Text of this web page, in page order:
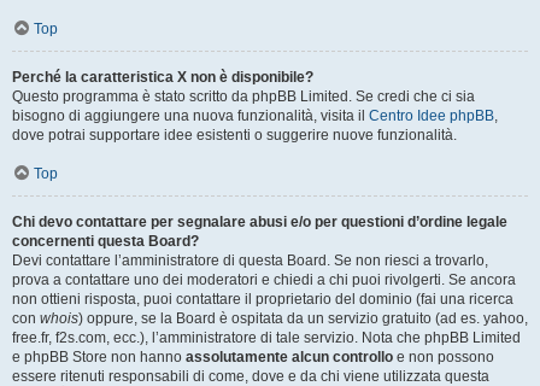
Top
Perché la caratteristica X non è disponibile?
Questo programma è stato scritto da phpBB Limited. Se credi che ci sia
bisogno di aggiungere una nuova funzionalità, visita il Centro Idee phpBB,
dove potrai supportare idee esistenti o suggerire nuove funzionalità.
Top
Chi devo contattare per segnalare abusi e/o per questioni d’ordine legale
concernenti questa Board?
Devi contattare l’amministratore di questa Board. Se non riesci a trovarlo,
prova a contattare uno dei moderatori e chiedi a chi puoi rivolgerti. Se ancora
non ottieni risposta, puoi contattare il proprietario del dominio (fai una ricerca
con whois) oppure, se la Board è ospitata da un servizio gratuito (ad es. yahoo,
free.fr, f2s.com, ecc.), l’amministratore di tale servizio. Nota che phpBB Limited
e phpBB Store non hanno assolutamente alcun controllo e non possono
essere ritenuti responsabili di come, dove e da chi viene utilizzata questa